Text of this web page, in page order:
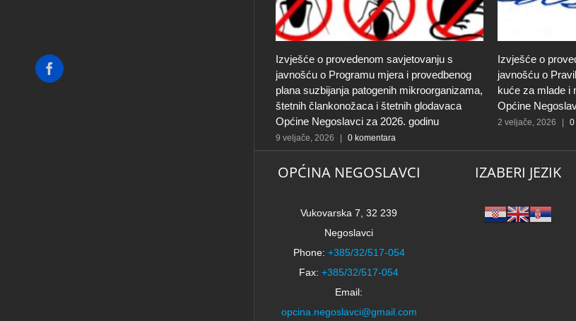
Facebook
Izvješće o provedenom savjetovanju s
javnošću o Programu mjera i provedbenog
plana suzbijanja patogenih mikroorganizama,
štetnih člankonožaca i štetnih glodavaca
Općine Negoslavci za 2026. godinu
9 veljače, 2026 0 komentara
Izvješće o
javnošću o
kuće za mlade i
Općine
2 veljače, 2026 0
OPĆINA NEGOSLAVCI
Vukovarska 7, 32 239
Negoslavci
Phone: +385/32/517-054
Fax: +385/32/517-054
Email:
opcina.negoslavci@gmail.com
IZABERI JEZIK